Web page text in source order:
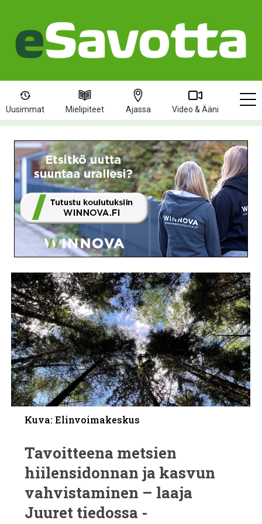
Uusimmat Mielipiteet Ajassa Video & Ääni
Kuva: Elinvoimakeskus
Tavoitteena metsien
hiilensidonnan ja kasvun
vahvistaminen – laaja
Juuret tiedossa -